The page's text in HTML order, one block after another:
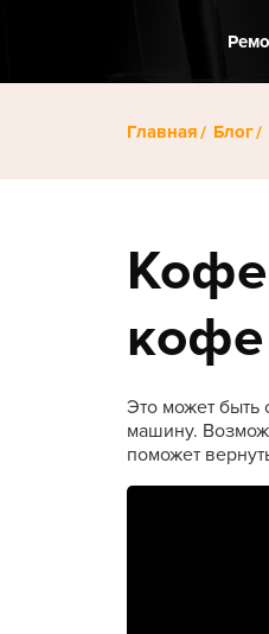
Главная Блог
кофе
Это может быть
машину.
поможет